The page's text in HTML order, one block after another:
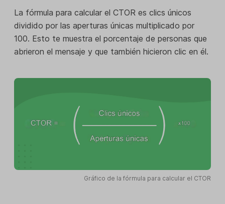
La fórmula para calcular el CTOR es clics únicos
dividido por las aperturas únicas multiplicado por
100. Esto te muestra el porcentaje de personas que
abrieron el mensaje y que también hicieron clic en él.
Gráfico de la fórmula para calcular el CTOR